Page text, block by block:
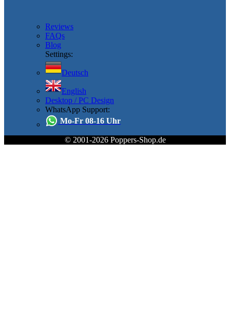
Reviews
FAQs
Blog
Settings:
Deutsch
English
Desktop / PC Design
WhatsApp Support:
Mo-Fr 08-16 Uhr
© 2001-2026 Poppers-Shop.de